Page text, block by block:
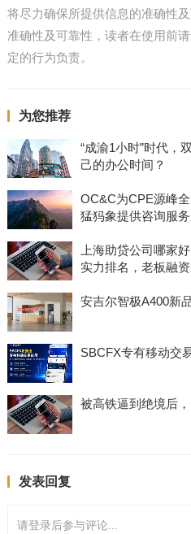
将尽力确保所提供信息的准确性
准确性及可靠性，读者在使用前
定的行为负责。
为您推荐
“成渝1小时”时代，
己的办公时间？
OC&C为CPE源峰
猛犸象提供咨询服务
上海助贷公司哪家
实力排名，老板融
安吉尔智极A400新
SBCFX专有移动交
被高铁逼到绝境后
发表回复
请登录后参与评论...